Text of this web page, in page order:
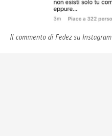
Il commento di Fedez su Instagram